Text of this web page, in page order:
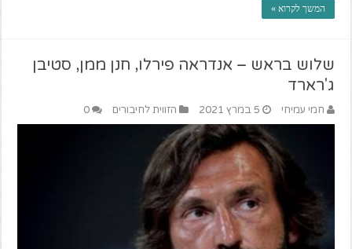
המשך לקרוא »
שלוש בראש – אנדראה פירלו, חנן ממן, סטיבן
ג'רארד
חמי עמיחי 5 במרץ 2021 הזווית לחיבורים 0